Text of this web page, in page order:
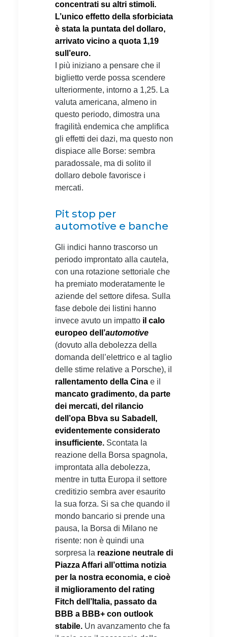
concentrati su altri stimoli.
L’unico effetto della sforbiciata
è stata la puntata del dollaro,
arrivato vicino a quota 1,19
sull’euro.
I più iniziano a pensare che il
biglietto verde possa scendere
ulteriormente, intorno a 1,25. La
valuta americana, almeno in
questo periodo, dimostra una
fragilità endemica che amplifica
gli effetti dei dazi, ma questo non
dispiace alle Borse: sembra
paradossale, ma di solito il
dollaro debole favorisce i
mercati.
Pit stop per
automotive e banche
Gli indici hanno trascorso un
periodo improntato alla cautela,
con una rotazione settoriale che
ha premiato moderatamente le
aziende del settore difesa. Sulla
fase debole dei listini hanno
invece avuto un impatto il calo
europeo dell’automotive
(dovuto alla debolezza della
domanda dell’elettrico e al taglio
delle stime relative a Porsche), il
rallentamento della Cina e il
mancato gradimento, da parte
dei mercati, del rilancio
dell’opa Bbva su Sabadell,
evidentemente considerato
insufficiente. Scontata la
reazione della Borsa spagnola,
improntata alla debolezza,
mentre in tutta Europa il settore
creditizio sembra aver esaurito
la sua forza. Si sa che quando il
mondo bancario si prende una
pausa, la Borsa di Milano ne
risente: non è quindi una
sorpresa la reazione neutrale di
Piazza Affari all’ottima notizia
per la nostra economia, e cioè
il miglioramento del rating
Fitch dell’Italia, passato da
BBB a BBB+ con outlook
stabile. Un avanzamento che fa